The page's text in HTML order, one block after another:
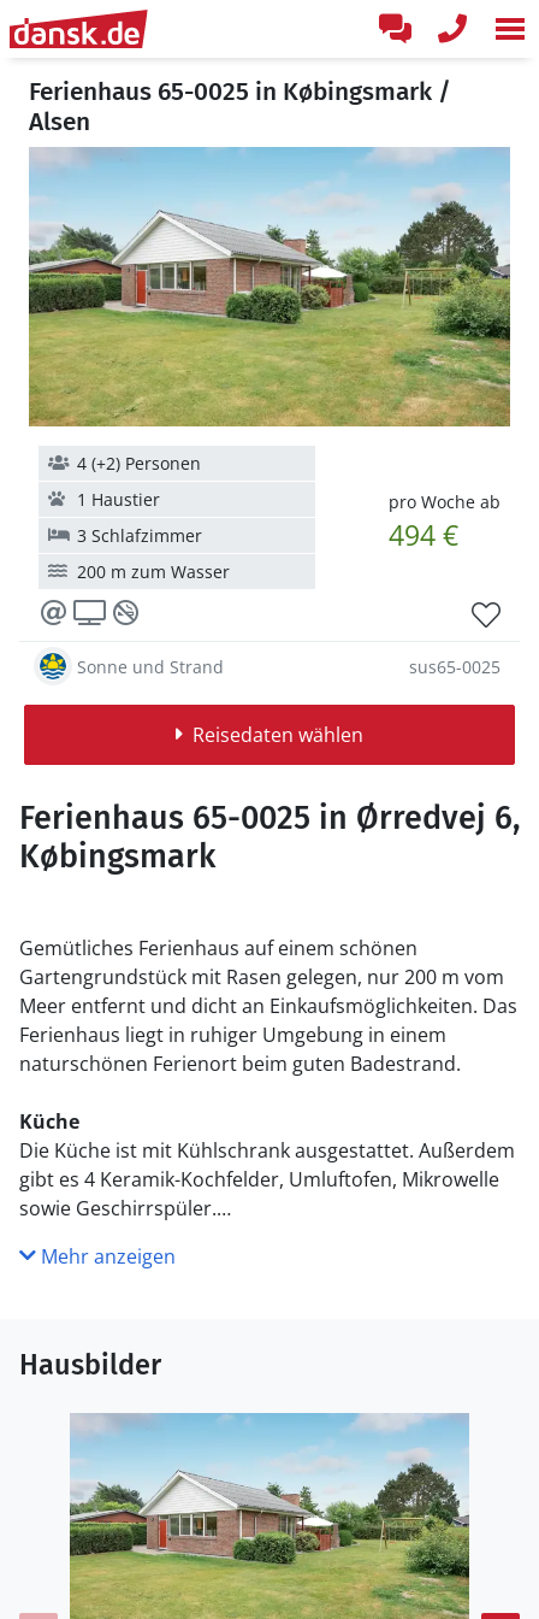
Ferienhaus 65-0025 in Købingsmark /
Alsen
pro Woche ab
494 €
4 (+2) Personen
1 Haustier
3 Schlafzimmer
200 m zum Wasser
Sonne und Strand sus65-0025
Reisedaten wählen
Ferienhaus 65-0025 in Ørredvej 6,
Købingsmark
Gemütliches Ferienhaus auf einem schönen
Gartengrundstück mit Rasen gelegen, nur 200 m vom
Meer entfernt und dicht an Einkaufsmöglichkeiten. Das
Ferienhaus liegt in ruhiger Umgebung in einem
naturschönen Ferienort beim guten Badestrand.
Küche
Die Küche ist mit Kühlschrank ausgestattet. Außerdem
gibt es 4 Keramik-Kochfelder, Umluftofen, Mikrowelle
sowie Geschirrspüler.
WC und Bad
Draußen
Die Ferienunterkunft liegt auf einem 690 m² großen
Gartengrundstück. Die Entfernung zum Meer beträgt
200 m. Die nächste Einkaufsmöglichkeit liegt 2600 m
entfernt. In einem Abstand von 6000 m gibt es einen
Golfplatz. Es steht ein 30 m² Terrassenareal zur
Verfügung. Außerdem gibt es 7 m² überdachte
Terrasse. Schaukel. Sandkasten.An Sommerabenden
sorgt der Außenkamin für eine gemütliche
Mehr anzeigen
Hausbilder